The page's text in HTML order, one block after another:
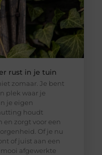
rust in je tuin
zomaar. Je bent
plek waar je
je eigen
houdt
zorgt voor een
Of je nu
of juist aan een
afgewerkte